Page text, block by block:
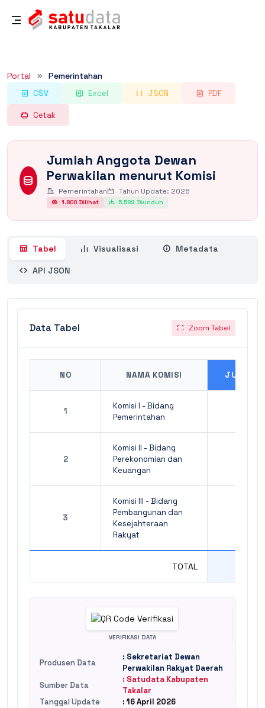
Portal Pemerintahan
CSV Excel JSON PDF
Cetak
Jumlah Anggota Dewan
Perwakilan menurut Komisi
Pemerintahan Tahun Update: 2026
1.800 Dilihat 5.589 Diunduh
Tabel Visualisasi Metadata
API JSON
Data Tabel Zoom Tabel
NO NAMA KOMISI JUMLAH
1
Komisi I - Bidang
Pemerintahan
2
Komisi II - Bidang
Perekonomian dan
Keuangan
3
Komisi III - Bidang
Pembangunan dan
Kesejahteraan
Rakyat
TOTAL
VERIFIKASI DATA
Produsen Data
: Sekretariat Dewan
Perwakilan Rakyat Daerah
Sumber Data
: Satudata Kabupaten
Takalar
Tanggal Update
: 16 April 2026